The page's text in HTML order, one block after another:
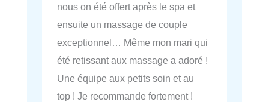
nous on été offert après le spa et
ensuite un massage de couple
exceptionnel… Même mon mari qui
été retissant aux massage a adoré !
Une équipe aux petits soin et au
top ! Je recommande fortement !